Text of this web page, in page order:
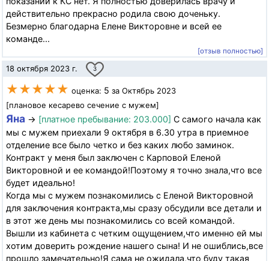
действительно прекрасно родила свою доченьку.
Безмерно благодарна Елене Викторовне и всей ее
команде...
[отзыв полностью]
18 октября 2023 г. 3
★★★★★ оценка: 5 за Октябрь 2023
[плановое кесарево сечение с мужем]
Яна → [платное пребывание: 203.000] С самого начала как
мы с мужем приехали 9 октября в 6.30 утра в приемное
отделение все было четко и без каких любо заминок.
Контракт у меня был заключен с Карповой Еленой
Викторовной и ее командой!Поэтому я точно знала,что все
будет идеально!
Когда мы с мужем познакомились с Еленой Викторовной
для заключения контракта,мы сразу обсудили все детали и
в этот же день мы познакомились со всей командой.
Вышли из кабинета с четким ощущением,что именно ей мы
хотим доверить рождение нашего сына! И не ошиблись,все
прошло замечательно!Я сама не ожидала,что буду такая